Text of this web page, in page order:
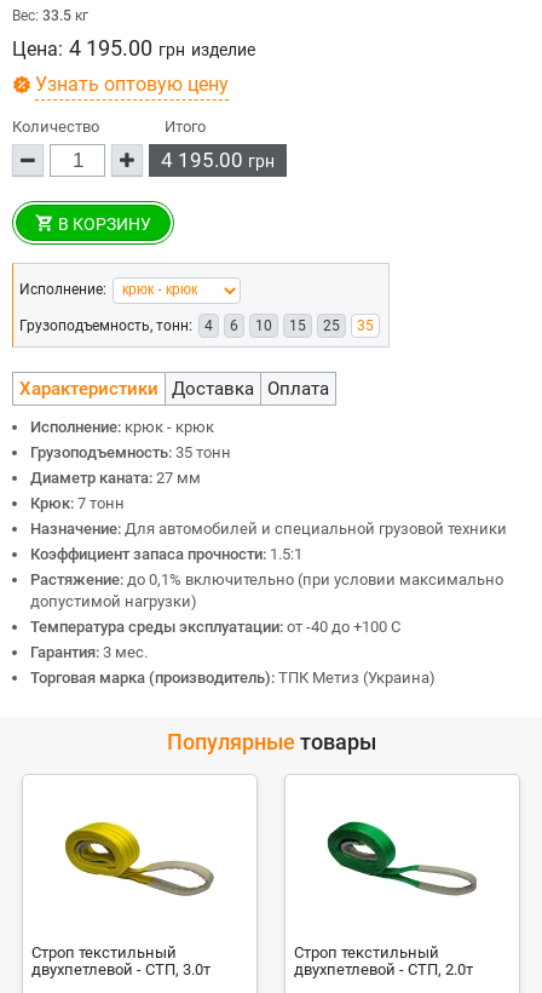
Вес: 33.5 кг
Цена: 4 195.00 грн изделие
Узнать оптовую цену
Количество Итого
4 195.00 грн
В КОРЗИНУ
Исполнение:
Грузоподъемность, тонн: 4 6 10 15 25 35
Характеристики Доставка Оплата
Исполнение: крюк - крюк
Грузоподъемность: 35 тонн
Диаметр каната: 27 мм
Крюк: 7 тонн
Назначение: Для автомобилей и специальной грузовой техники
Коэффициент запаса прочности: 1.5:1
Растяжение: до 0,1% включительно (при условии максимально
допустимой нагрузки)
Температура среды эксплуатации: от -40 до +100 С
Гарантия: 3 мес.
Торговая марка (производитель): ТПК Метиз (Украина)
Популярные товары
Строп текстильный
двухпетлевой - СТП, 3.0т
Строп текстильный
двухпетлевой - СТП, 2.0т